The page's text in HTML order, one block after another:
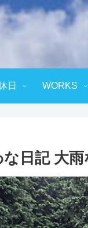
日 WORKS
日記 大雨